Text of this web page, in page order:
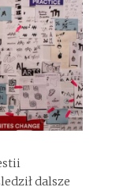
dalsze